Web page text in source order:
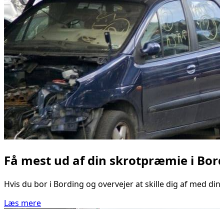
Få mest ud af din skrotpræmie i
Hvis du bor i Bording og overvejer at skille dig af med
Læs mere